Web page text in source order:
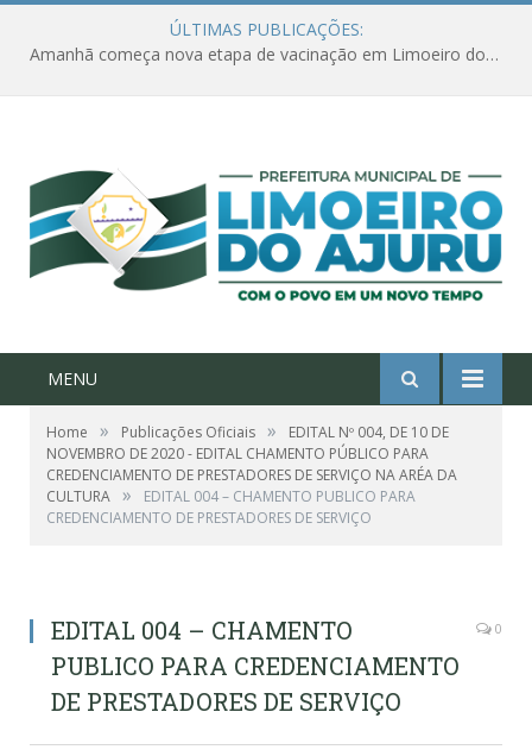
ÚLTIMAS PUBLICAÇÕES:
Amanhã começa nova etapa de vacinação em Limoeiro do Ajuru para idosos com 65 ou mais
MENU
Home » Publicações Oficiais »
EDITAL Nº 004, DE 10 DE
NOVEMBRO DE 2020 - EDITAL CHAMENTO PÚBLICO PARA
CREDENCIAMENTO DE PRESTADORES DE SERVIÇO NA ARÉA DA
CULTURA »
EDITAL 004 – CHAMENTO PUBLICO PARA
CREDENCIAMENTO DE PRESTADORES DE SERVIÇO
EDITAL 004 – CHAMENTO
PUBLICO PARA CREDENCIAMENTO
DE PRESTADORES DE SERVIÇO
0